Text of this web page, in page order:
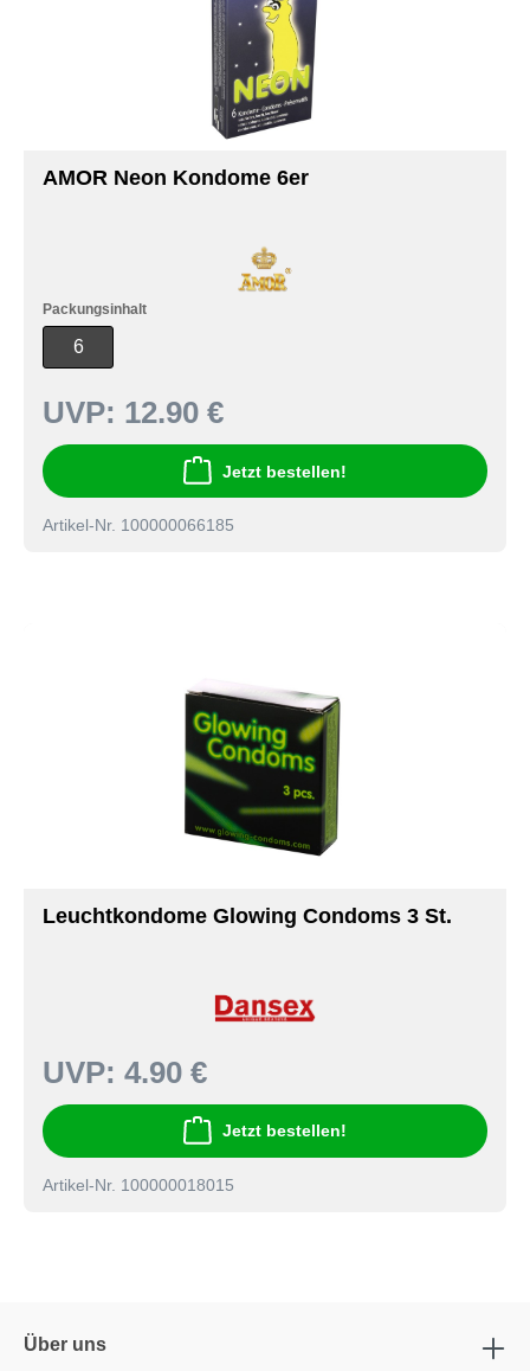
AMOR Neon Kondome 6er
Packungsinhalt
6
UVP: 12.90 €
Jetzt bestellen!
Artikel-Nr. 100000066185
Leuchtkondome Glowing Condoms 3 St.
UVP: 4.90 €
Jetzt bestellen!
Artikel-Nr. 100000018015
Über uns